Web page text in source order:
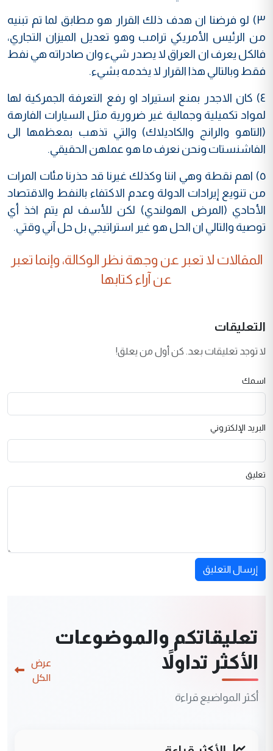
٣) لو فرضنا ان هدف ذلك القرار هو مطابق لما تم تبنيه
من الرئيس الأمريكي ترامب وهو تعديل الميزان التجاري،
فالكل يعرف ان العراق لا يصدر شيء وان صادراته هي نفط
فقط وبالتالي هذا القرار لا يخدمه بشيء.
٤) كان الاجدر بمنع استيراد او رفع التعرفة الجمركية لها
لمواد تكميلية وجمالية غير ضرورية مثل السيارات الفارهة
(التاهو والرانج والكاديلاك) والتي تذهب بمعظمها الى
الفاشنستات ونحن نعرف ما هو عملهن الحقيقي.
٥) اهم نقطة وهي اننا وكذلك غيرنا قد حذرنا مئات المرات
من تنويع إيرادات الدولة وعدم الاكتفاء بالنفط والاقتصاد
الأحادي (المرض الهولندي) لكن للأسف لم يتم اخذ أي
توصية والتالي ان الحل هو غير استراتيجي بل حل آني وقتي.
المقالات لا تعبر عن وجهة نظر الوكالة، وإنما تعبر
عن آراء كتابها
التعليقات
لا توجد تعليقات بعد. كن أول من يعلق!
اسمك
البريد الإلكتروني
تعليق
إرسال التعليق
تعليقاتكم والموضوعات
الأكثر تداولاً
أكثر المواضيع قراءة
عرض
الكل